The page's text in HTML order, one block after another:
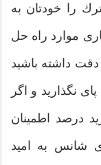
را خودتان به
موارد راه حل
داشته باشید
نگذارید و اگر
درصد اطمینان
شانس به امید